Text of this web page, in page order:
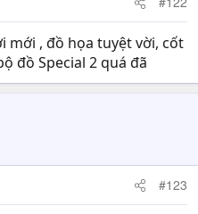
mới , đồ họa tuyệt vời, cốt
đồ Special 2 quá đã
#123